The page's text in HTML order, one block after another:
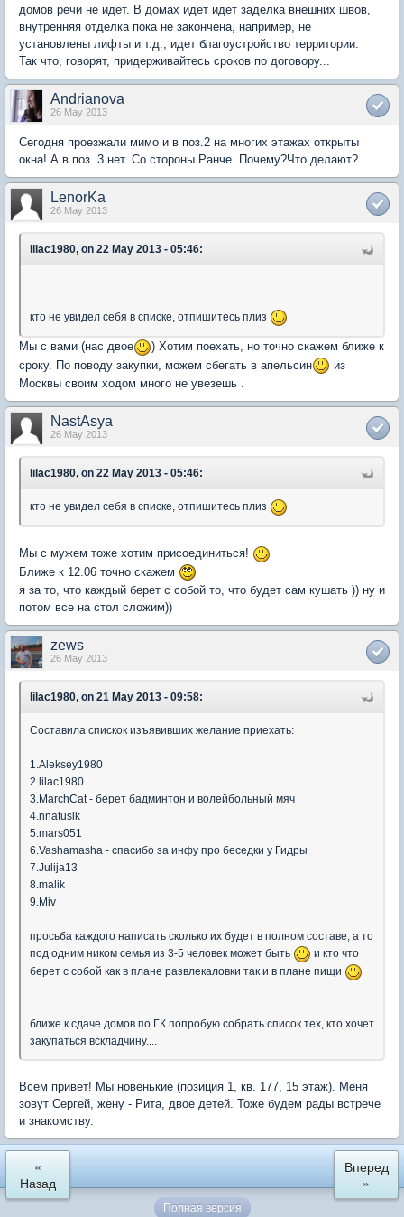
домов речи не идет. В домах идет идет заделка внешних швов,
внутренняя отделка пока не закончена, например, не
установлены лифты и т.д., идет благоустройство территории.
Так что, говорят, придерживайтесь сроков по договору...
Andrianova
26 May 2013
Сегодня проезжали мимо и в поз.2 на многих этажах открыты
окна! А в поз. 3 нет. Со стороны Ранче. Почему?Что делают?
LenorKa
26 May 2013
lilac1980, on 22 May 2013 - 05:46:
кто не увидел себя в списке, отпишитесь плиз
Мы с вами (нас двое
) Хотим поехать, но точно скажем ближе к
сроку. По поводу закупки, можем сбегать в апельсин
из
Москвы своим ходом много не увезешь .
NastAsya
26 May 2013
lilac1980, on 22 May 2013 - 05:46:
кто не увидел себя в списке, отпишитесь плиз
Мы с мужем тоже хотим присоединиться!
Ближе к 12.06 точно скажем
я за то, что каждый берет с собой то, что будет сам кушать )) ну и
потом все на стол сложим))
zews
26 May 2013
lilac1980, on 21 May 2013 - 09:58:
Составила спискок изъявивших желание приехать:
1.Aleksey1980
2.lilac1980
3.MarchCat - берет бадминтон и волейбольный мяч
4.nnatusik
5.mars051
6.Vashamasha - спасибо за инфу про беседки у Гидры
7.Julija13
8.malik
9.Miv
просьба каждого написать сколько их будет в полном составе, а то
под одним ником семья из 3-5 человек может быть
и кто что
берет с собой как в плане развлекаловки так и в плане пищи
ближе к сдаче домов по ГК попробую собрать список тех, кто хочет
закупаться вскладчину....
Всем привет! Мы новенькие (позиция 1, кв. 177, 15 этаж). Меня
зовут Сергей, жену - Рита, двое детей. Тоже будем рады встрече
и знакомству.
«
Назад
Вперед
»
Полная версия